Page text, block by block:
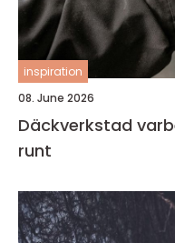
inspiration
08. June 2026
Däckverkstad
runt